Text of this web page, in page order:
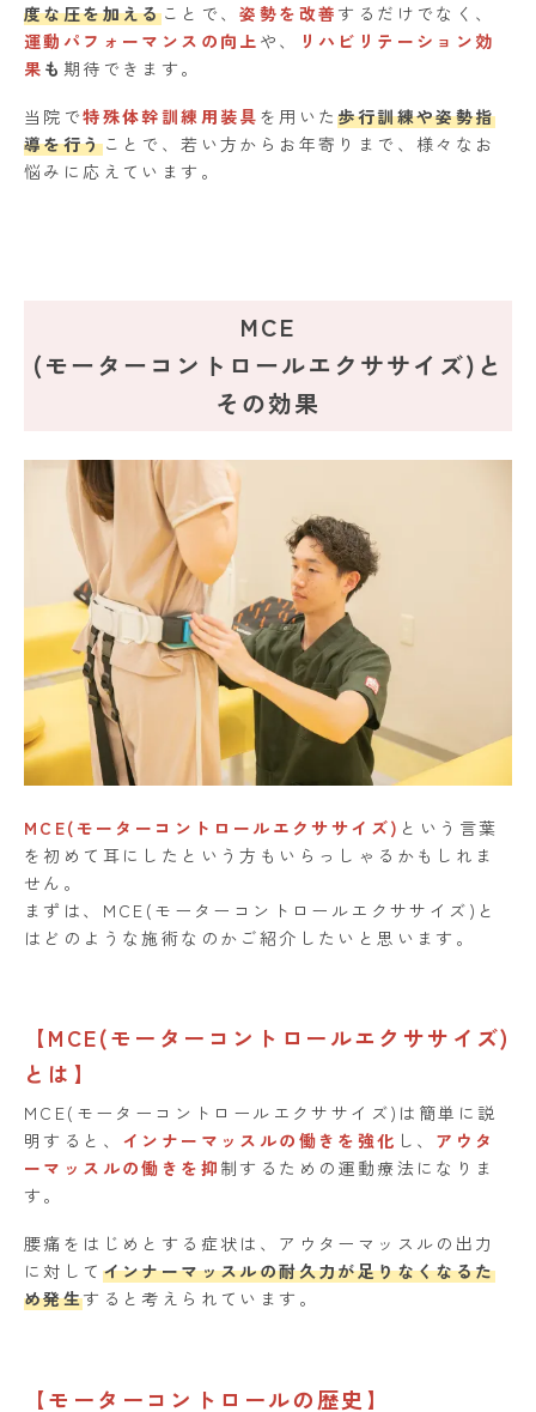
度な圧を加えることで、姿勢を改善 するだけでなく、
運動パフォーマンスの向上 や、
リハビリテーション効
果 も 期待できます。
当院で特殊体幹訓練用装具 を用いた歩行訓練や姿勢指
導を行うことで、若い方からお年寄りまで、様々なお
悩みに応えています。
MCE
(モーターコントロールエクササイズ)と
その効果
MCE(モーターコントロールエクササイズ) という言葉
を初めて耳にしたという方もいらっしゃるかもしれま
せん。
まずは、MCE(モーターコントロールエクササイズ)と
はどのような施術なのかご紹介したいと思います。
【MCE(モーターコントロールエクササイズ)
とは】
MCE(モーターコントロールエクササイズ)は簡単に説
明すると、 インナーマッスルの働きを強化 し、 アウタ
ーマッスルの働きを抑 制するための運動療法になりま
す。
腰痛をはじめとする症状は、アウターマッスルの出力
に対して インナーマッスルの耐久力が足りなくなるた
め発生すると考えられています。
【モーターコントロールの歴史】